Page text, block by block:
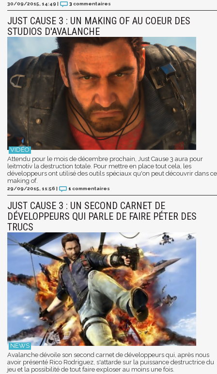
30/09/2015, 14:49 | 3 commentaires
JUST CAUSE 3 : UN MAKING OF AU COEUR DES
STUDIOS D'AVALANCHE
Attendu pour le mois de décembre prochain, Just Cause 3 aura pour
leitmotiv la destruction totale. Pour mettre en place tout cela, les
développeurs ont utilisé des outils spéciaux qu'on peut découvrir dans ce
making of.
29/09/2015, 11:56 | 1 commentaires
JUST CAUSE 3 : UN SECOND CARNET DE
DÉVELOPPEURS QUI PARLE DE FAIRE PÉTER DES
TRUCS
Avalanche dévoile son second carnet de développeurs qui, après nous
avoir présenté Rico Rodriguez, s'attarde sur la puissance destructrice du
jeu et la possibilité de tout faire exploser au moins une fois.